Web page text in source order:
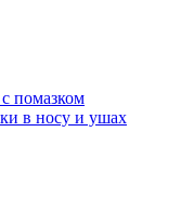
помазком
в носу и ушах